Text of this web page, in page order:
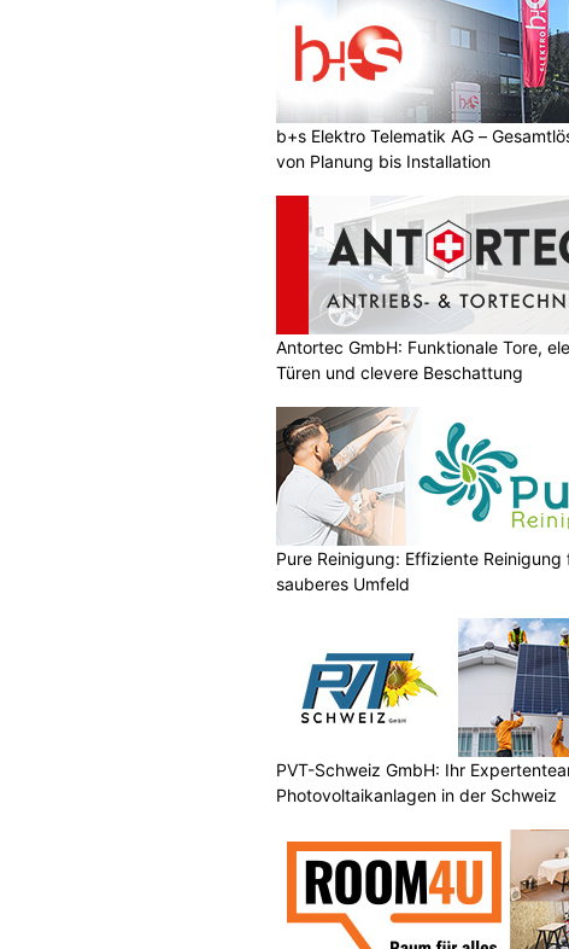
b+s Elektro Telematik AG –
von Planung bis Installation
Antortec GmbH: Funktionale Tore,
Türen und clevere Beschattung
Pure Reinigung: Effiziente Reinigung
sauberes Umfeld
PVT-Schweiz GmbH: Ihr
Photovoltaikanlagen in der Schweiz